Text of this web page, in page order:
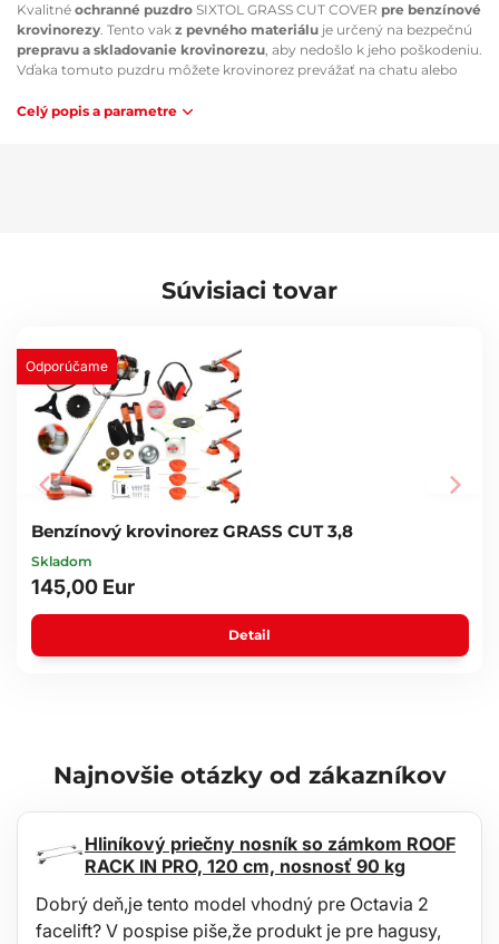
Kvalitné ochranné puzdro SIXTOL GRASS CUT COVER pre benzínové
krovinorezy. Tento vak z pevného materiálu je určený na bezpečnú
prepravu a skladovanie krovinorezu, aby nedošlo k jeho poškodeniu.
Vďaka tomuto puzdru môžete krovinorez prevážať na chatu alebo
Technické parametre:
Hmotnosť: 0,8 kg
Celý popis a parametre
Súvisiaci tovar
Odporúčame
Benzínový krovinorez GRASS CUT 3,8
Skladom
145,00 Eur
Detail
Najnovšie otázky od zákazníkov
Hliníkový priečny nosník so zámkom ROOF
RACK IN PRO, 120 cm, nosnosť 90 kg
Dobrý deň,je tento model vhodný pre Octavia 2
facelift? V pospise piše,že produkt je pre hagusy,